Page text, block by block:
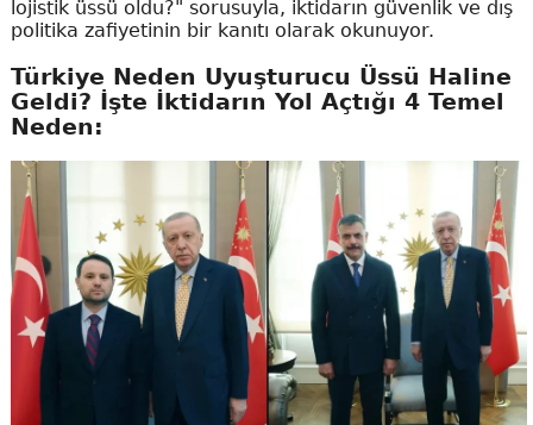
lojistik üssü oldu?" sorusuyla, iktidarın güvenlik ve dış
politika zafiyetinin bir kanıtı olarak okunuyor.
Türkiye Neden Uyuşturucu Üssü Haline
Geldi? İşte İktidarın Yol Açtığı 4 Temel
Neden: